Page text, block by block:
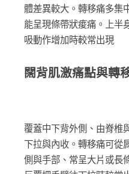
體差異較大。轉移痛多集
能呈現條帶狀痠痛。上半
吸動作增加時較常出現
闊背肌激痛點與轉
覆蓋中下背外側、由脊椎
下拉與內收。轉移痛可從
側與手部、常呈大片或長